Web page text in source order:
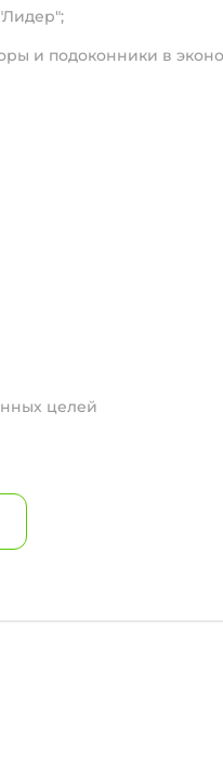
и подоконники в
целей